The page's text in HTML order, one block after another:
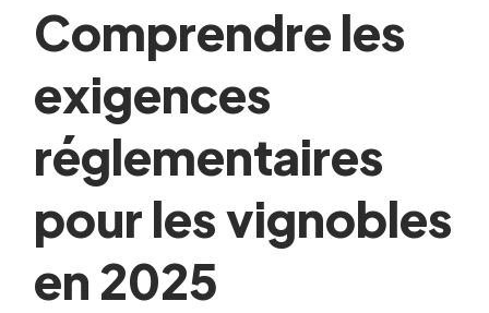
Comprendre les
exigences
réglementaires
pour les vignobles
en 2025